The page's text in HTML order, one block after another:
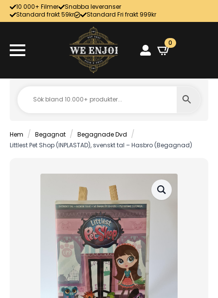
10 000+ Filmer
Snabba leveranser
Standard frakt 59kr
Standard Fri frakt 999kr
0
Hem Begagnat
Begagnade Dvd
Littlest Pet Shop (INPLASTAD), svenskt tal – Hasbro (Begagnad)